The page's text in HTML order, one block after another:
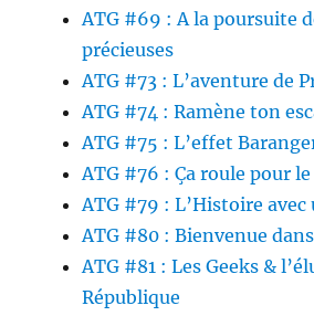
ATG #69 : A la poursuite
précieuses
ATG #73 : L’aventure de
ATG #74 : Ramène ton
ATG #75 : L’effet
ATG #76 : Ça roule pour
ATG #79 : L’Histoire avec
ATG #80 : Bienvenue
ATG #81 : Les Geeks &
République